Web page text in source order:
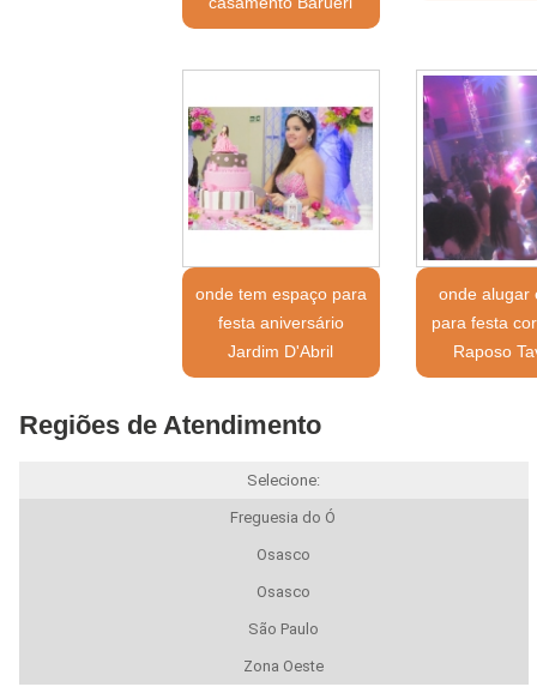
onde tem espaço para
festa aniversário
Jardim D'Abril
onde alugar
para festa
Raposo
Regiões de Atendimento
Selecione:
Freguesia do Ó
Osasco
Osasco
São Paulo
Zona Oeste